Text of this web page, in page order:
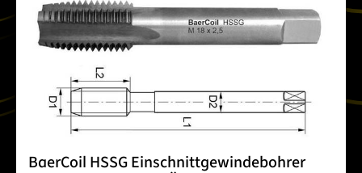
BaerCoil HSSG Einschnittgewindebohrer